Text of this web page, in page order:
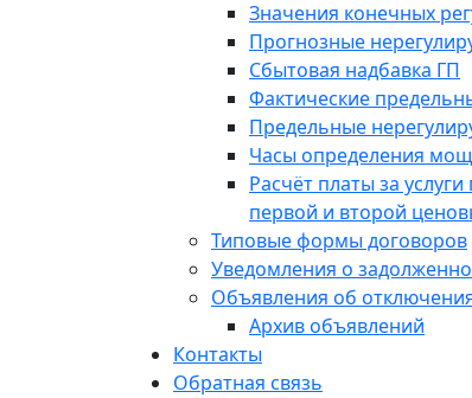
Значения конечных
Прогнозные
Сбытовая надбавка ГП
Фактические
Предельные
Часы определения
Расчёт платы за
первой и второй
Типовые формы договоров
Уведомления о
Объявления об
Архив объявлений
Контакты
Обратная связь